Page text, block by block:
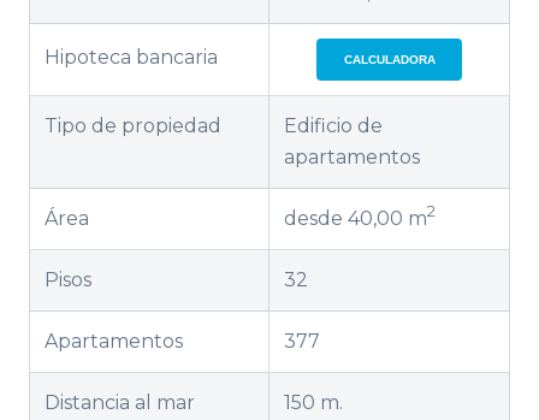
Hipoteca bancaria CALCULADORA
Tipo de propiedad
Edificio de
apartamentos
Área desde 40,00 m2
Pisos 32
Apartamentos 377
Distancia al mar 150 m.